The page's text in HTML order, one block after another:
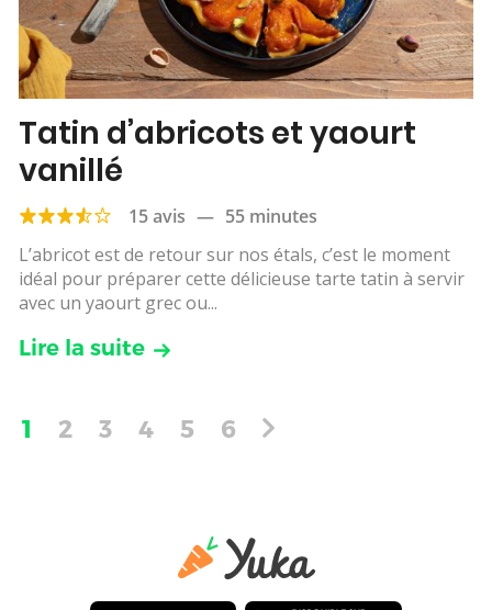
Tatin d’abricots et yaourt
vanillé
15 avis — 55 minutes
L’abricot est de retour sur nos étals, c’est le moment
idéal pour préparer cette délicieuse tarte tatin à servir
avec un yaourt grec ou...
Lire la suite
1 2 3 4 5 6